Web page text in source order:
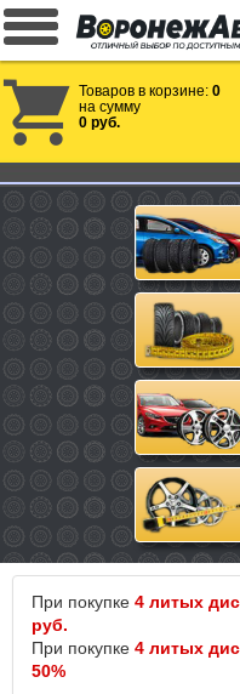
Товаров в корзине: 0
на сумму
0 руб.
При покупке 4 литых
руб.
При покупке 4 литых
50%